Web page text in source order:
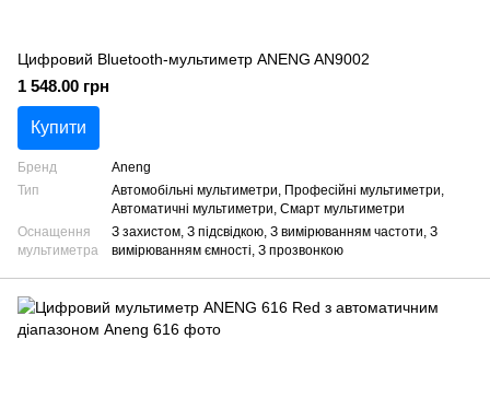
Цифровий Bluetooth-мультиметр ANENG AN9002
1 548.00 грн
Купити
Бренд
Aneng
Тип
Автомобільні мультиметри, Професійні мультиметри,
Автоматичні мультиметри, Смарт мультиметри
Оснащення
мультиметра
З захистом, З підсвідкою, З вимірюванням частоти, З
вимірюванням ємності, З прозвонкою